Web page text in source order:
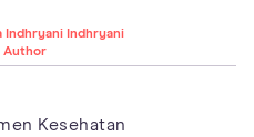
Indhryani Indhryani
Author
Kesehatan